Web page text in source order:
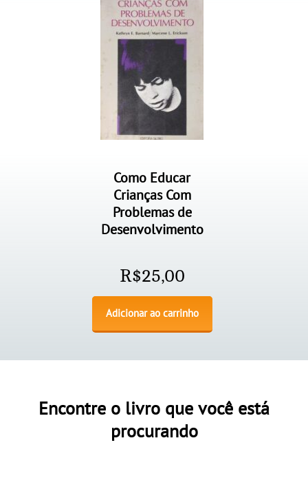
Como Educar
Crianças Com
Problemas de
Desenvolvimento
R$25,00
Adicionar ao carrinho
Encontre o livro que você está
procurando